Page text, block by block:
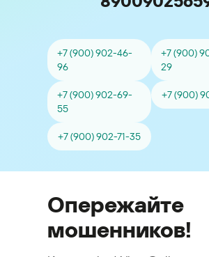
+7 (900) 902-46-
96
+7 (900)
29
+7 (900) 902-69-
55
+7 (900)
+7 (900) 902-71-35
Опережайте
мошенников!